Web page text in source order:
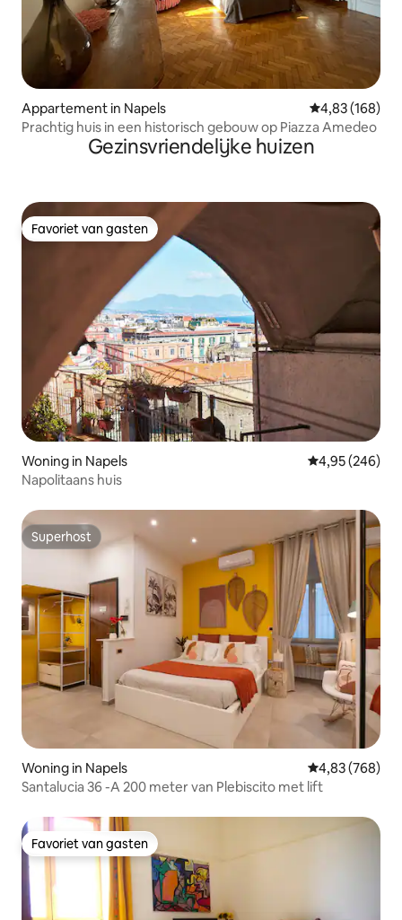
Appartement in Napels Gemiddelde
4,83 (168)
Prachtig huis in een historisch gebouw op Piazza Amedeo
Gezinsvriendelijke huizen
Favoriet van gasten
Favoriet van gasten
Woning in Napels Gemiddelde
4,95 (246)
Napolitaans huis
Superhost
Superhost
Woning in Napels Gemiddelde
4,83 (768)
Santalucia 36 -A 200 meter van Plebiscito met lift
Favoriet van gasten
Favoriet van gasten